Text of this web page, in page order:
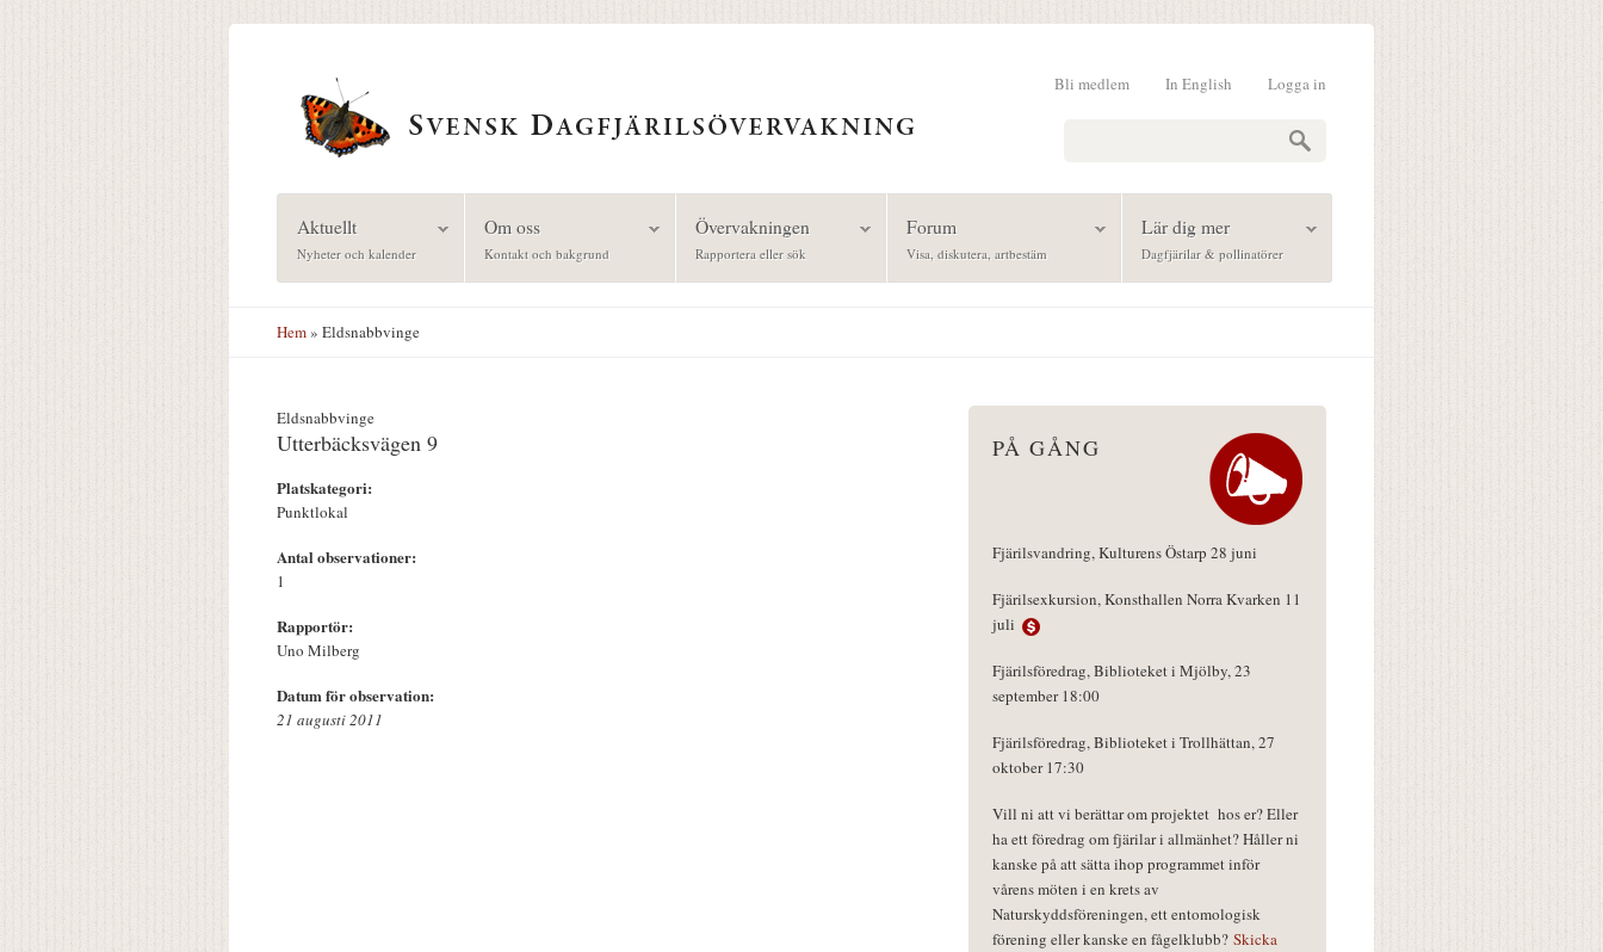
Logga in
In English
Bli medlem
Aktuellt
Nyheter och kalender
Om oss
Kontakt och bakgrund
Övervakningen
Rapportera eller sök
Forum
Visa, diskutera, artbestäm
Lär dig mer
Dagfjärilar & pollinatörer
Hem» Eldsnabbvinge
Eldsnabbvinge
Utterbäcksvägen 9
Platskategori:
Punktlokal
Antal observationer:
1
Rapportör:
Uno Milberg
Datum för observation:
21 augusti 2011
PÅ GÅNG
Fjärilsvandring, Kulturens Östarp 28 juni
Fjärilsexkursion, Konsthallen Norra Kvarken 11
juli
Fjärilsföredrag, Biblioteket i Mjölby, 23
september 18:00
Fjärilsföredrag, Biblioteket i Trollhättan, 27
oktober 17:30
Vill ni att vi berättar om projektet hos er? Eller
ha ett föredrag om fjärilar i allmänhet? Håller ni
kanske på att sätta ihop programmet inför
vårens möten i en krets av
Naturskyddsföreningen, ett entomologisk
förening eller kanske en fågelklubb? Skicka